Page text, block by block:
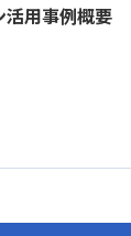
活用事例概要